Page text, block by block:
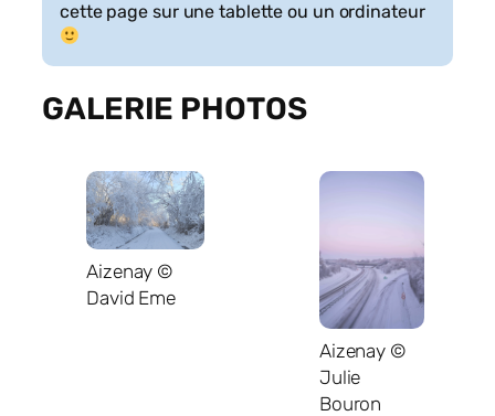
cette page sur une tablette ou un ordinateur
GALERIE PHOTOS
Aizenay ©
David Eme
Aizenay ©
Julie
Bouron